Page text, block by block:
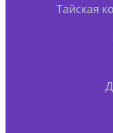
Тайская